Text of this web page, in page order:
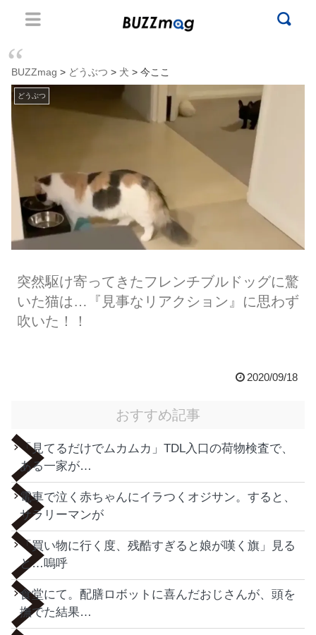
BUZZmag > どうぶつ > 犬 > 今ここ
どうぶつ
突然駆け寄ってきたフレンチブルドッグに驚
いた猫は…『見事なリアクション』に思わず
吹いた！！
2020/09/18
おすすめ記事
「見てるだけでムカムカ」TDL入口の荷物検査で、
ある一家が…
電車で泣く赤ちゃんにイラつくオジサン。すると、
サラリーマンが
「買い物に行く度、残酷すぎると娘が嘆く旗」見る
と…嗚呼
食堂にて。配膳ロボットに喜んだおじさんが、頭を
撫でた結果…